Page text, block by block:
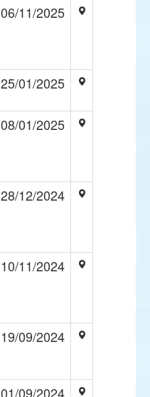
06/11/2025
25/01/2025
08/01/2025
28/12/2024
10/11/2024
19/09/2024
01/09/2024